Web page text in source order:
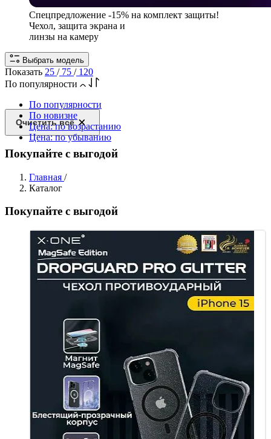
Спецпредложение -15% на комплект защиты!
Чехол, защита экрана и
линзы на камеру
Выбрать модель
Показать 25 / 75 / 120
По популярности
По популярности
По новизне
Цена: по возрастанию
Цена: по убыванию
Очистить всё
Покупайте с выгодой
Главная /
Каталог
Покупайте с выгодой